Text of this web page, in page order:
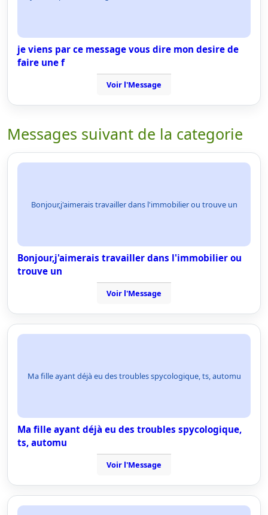
je viens par ce message vous dire mon desire de
faire une f
Voir l'Message
Messages suivant de la categorie
Bonjour,j'aimerais travailler dans l'immobilier ou trouve un
Bonjour,j'aimerais travailler dans l'immobilier ou
trouve un
Voir l'Message
Ma fille ayant déjà eu des troubles spycologique, ts, automu
Ma fille ayant déjà eu des troubles spycologique,
ts, automu
Voir l'Message